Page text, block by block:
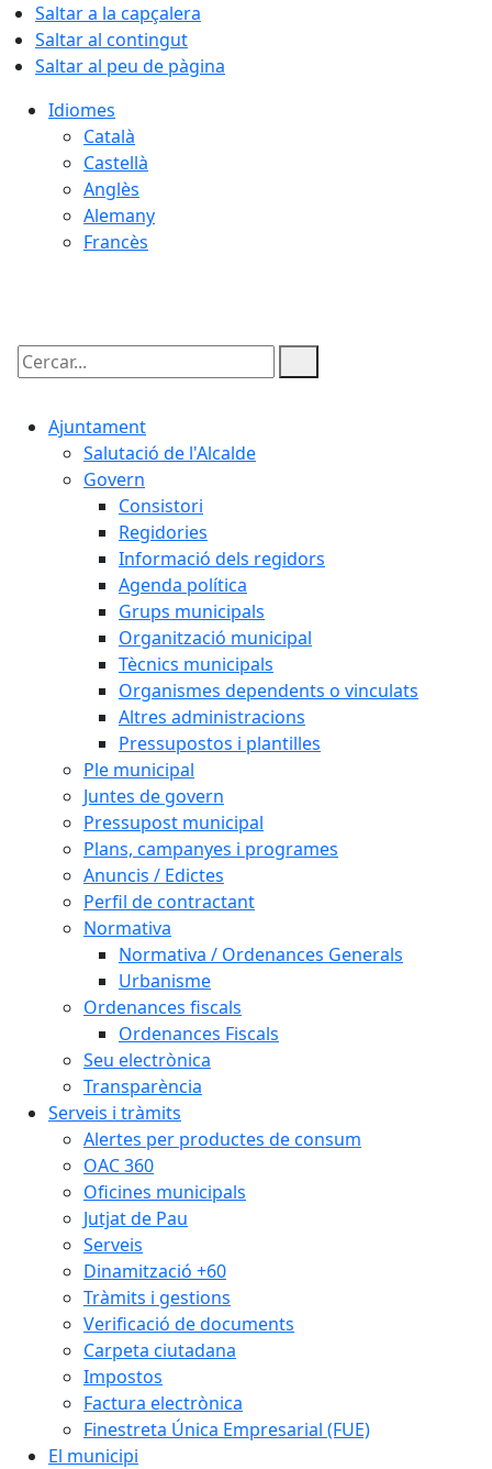
Saltar a la capçalera
Saltar al contingut
Saltar al peu de pàgina
Idiomes
Català
Castellà
Anglès
Alemany
Francès
Cercar:
Ajuntament
Salutació de l'Alcalde
Govern
Consistori
Regidories
Informació dels regidors
Agenda política
Grups municipals
Organització municipal
Tècnics municipals
Organismes dependents o vinculats
Altres administracions
Pressupostos i plantilles
Ple municipal
Juntes de govern
Pressupost municipal
Plans, campanyes i programes
Anuncis / Edictes
Perfil de contractant
Normativa
Normativa / Ordenances Generals
Urbanisme
Ordenances fiscals
Ordenances Fiscals
Seu electrònica
Transparència
Serveis i tràmits
Alertes per productes de consum
OAC 360
Oficines municipals
Jutjat de Pau
Serveis
Dinamització +60
Tràmits i gestions
Verificació de documents
Carpeta ciutadana
Impostos
Factura electrònica
Finestreta Única Empresarial (FUE)
El municipi